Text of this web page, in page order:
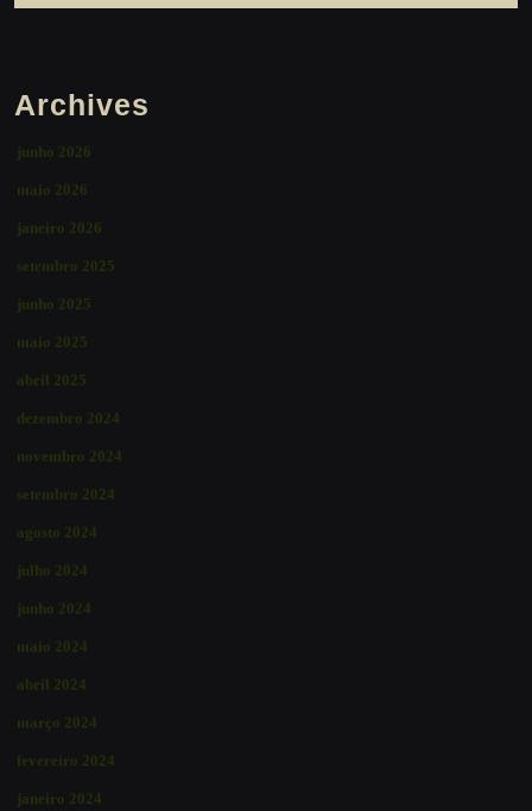
Archives
junho 2026
maio 2026
janeiro 2026
setembro 2025
junho 2025
maio 2025
abril 2025
dezembro 2024
novembro 2024
setembro 2024
agosto 2024
julho 2024
junho 2024
maio 2024
abril 2024
março 2024
fevereiro 2024
janeiro 2024